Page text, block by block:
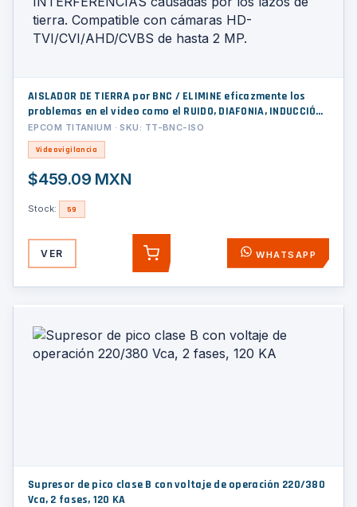
AISLADOR DE TIERRA por BNC / ELIMINE eficazmente los
problemas en el video como el RUIDO, DIAFONIA, INDUCCIÓN
e INTERFERENCIAS causadas por los lazos de tierra.
Compatible con cámaras HD-TVI/CVI/AHD/CVBS de hasta 2
MP.
EPCOM TITANIUM · SKU: TT-BNC-ISO
Videovigilancia
$459.09 MXN
Stock: 59
VER AGREGAR WHATSAPP
Supresor de pico clase B con voltaje de operación 220/380
Vca, 2 fases, 120 KA